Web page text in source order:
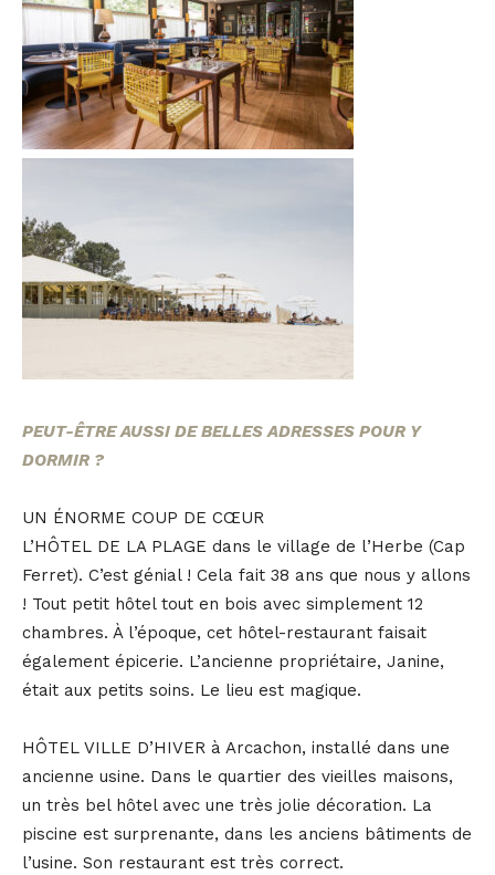
PEUT-ÊTRE AUSSI DE BELLES ADRESSES POUR Y
DORMIR ?
UN ÉNORME COUP DE CŒUR
L’HÔTEL DE LA PLAGE dans le village de l’Herbe (Cap
Ferret). C’est génial ! Cela fait 38 ans que nous y allons
! Tout petit hôtel tout en bois avec simplement 12
chambres. À l’époque, cet hôtel-restaurant faisait
également épicerie. L’ancienne propriétaire, Janine,
était aux petits soins. Le lieu est magique.
HÔTEL VILLE D’HIVER à Arcachon, installé dans une
ancienne usine. Dans le quartier des vieilles maisons,
un très bel hôtel avec une très jolie décoration. La
piscine est surprenante, dans les anciens bâtiments de
l’usine. Son restaurant est très correct.